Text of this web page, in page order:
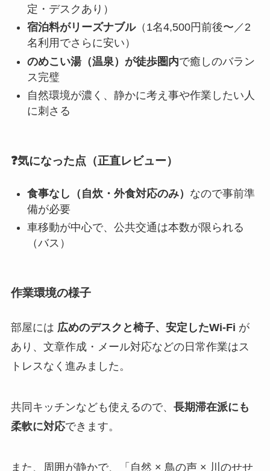
定・デスクあり）
宿泊料がリーズナブル（1名4,500円前後〜／2
名利用でさらに安い）
のめこい湯（温泉）が徒歩圏内で癒しのバラン
ス完璧
自然環境が濃く、静かに考え事や作業したい人
に刺さる
❓気になった点（正直レビュー）
食事なし（自炊・外食対応のみ） なので事前準
備が必要
車移動が中心で、公共交通は本数が限られる
（バス）
作業環境の様子
部屋には 広めのデスクと椅子、安定したWi-Fi が
あり、文章作成・メール対応などの日常作業はス
トレスなく進みました。
共同キッチンなども使えるので、 長期滞在派にも
柔軟に対応できます。
また、周囲が静かで、「自然 × 鳥の声 × 川のせせ